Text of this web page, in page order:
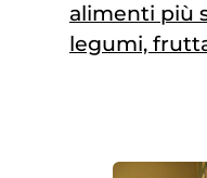
alimenti più
legumi,